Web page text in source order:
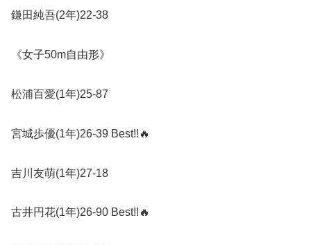
鎌田純吾(2年)22-38
《女子50m自由形》
松浦百愛(1年)25-87
宮城歩優(1年)26-39 Best!! 🔥
吉川友萌(1年)27-18
古井円花(1年)26-90 Best!! 🔥